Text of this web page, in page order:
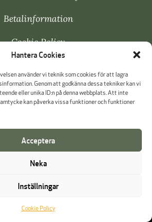
Hantera Cookies
använder vi teknik som cookies för att lagra
Genom att godkänna dessa tekniker kan vi
eller unika ID:n på denna webbplats. Att inte
kan påverka vissa funktioner och funktioner
Acceptera
Neka
Inställningar
Cookie Policy
Betalinformation
Cookie Policy